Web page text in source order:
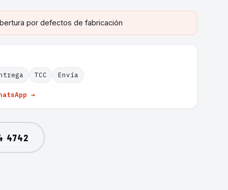
por defectos de fabricación
TCC Envía
→
4742